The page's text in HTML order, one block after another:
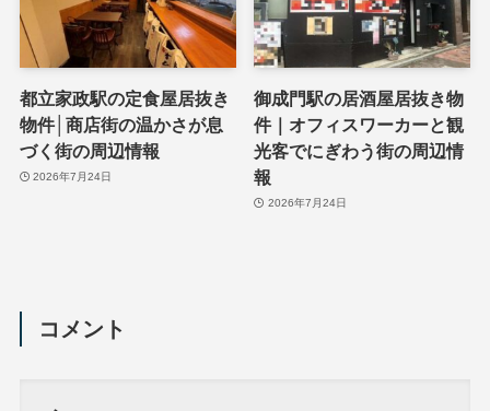
都立家政駅の定食屋居抜き
物件│商店街の温かさが息
づく街の周辺情報
2026年7月24日
御成門駅の居酒屋居抜き物
件｜オフィスワーカーと観
光客でにぎわう街の周辺情
報
2026年7月24日
コメント